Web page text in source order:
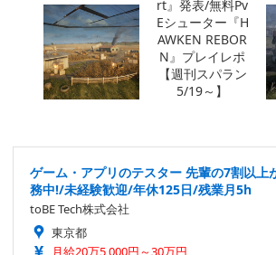
ゲーム・アプリのテスター 先輩の7割以上
務中!/未経験歓迎/年休125日/残業月5h
toBE Tech株式会社
東京都
月給20万5,000円～30万円